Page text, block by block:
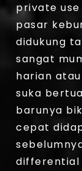
private
pasar
didukung
sangat
harian
suka
barunya
cepat
differential